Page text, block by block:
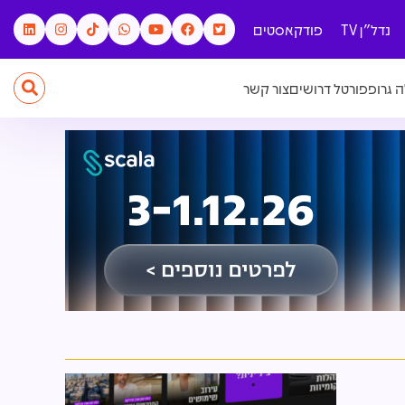
נדל"ן TV פודקאסטים
גרופפורטל דרושיםצור קשר